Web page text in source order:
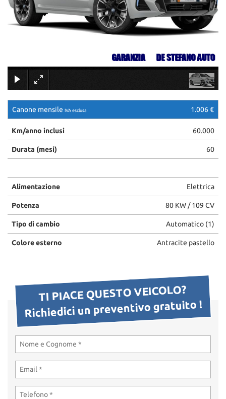
ACQUISTIAMO USATO
CONTATTI
×
Canone mensile IVA esclusa 1.006 €
Km/anno inclusi 60.000
Durata (mesi) 60
Alimentazione Elettrica
Potenza 80 KW / 109 CV
Tipo di cambio Automatico (1)
Colore esterno Antracite pastello
TI PIACE QUESTO VEICOLO?
Richiedici un preventivo gratuito !